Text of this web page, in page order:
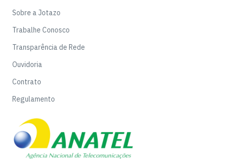
Sobre a Jotazo
Trabalhe Conosco
Transparência de Rede
Ouvidoria
Contrato
Regulamento